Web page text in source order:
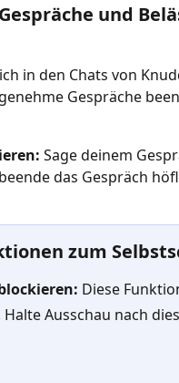
und
in den Chats von
Gespräche
Sage deinem
das Gespräch
zum
Diese
Ausschau nach